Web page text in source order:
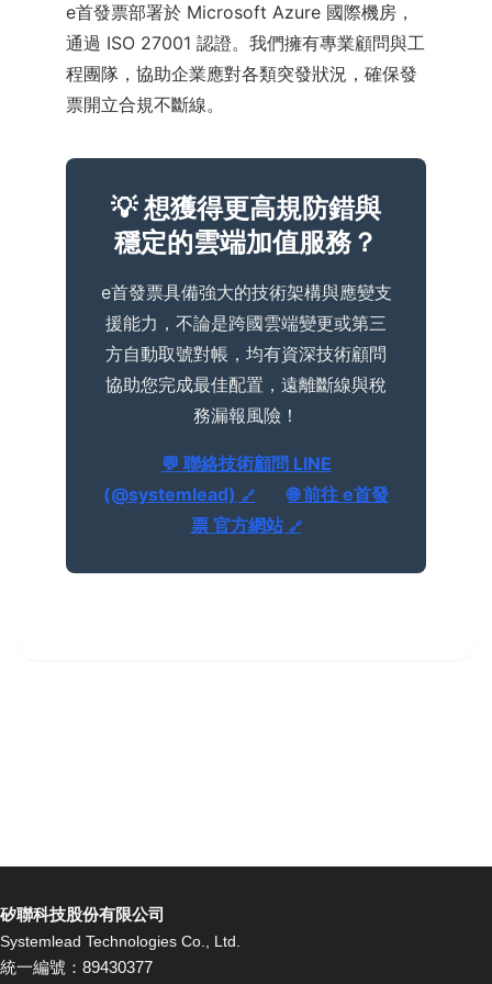
e首發票部署於 Microsoft Azure 國際機房，
通過 ISO 27001 認證。我們擁有專業顧問與工
程團隊，協助企業應對各類突發狀況，確保發
票開立合規不斷線。
💡 想獲得更高規防錯與
穩定的雲端加值服務？
e首發票具備強大的技術架構與應變支
援能力，不論是跨國雲端變更或第三
方自動取號對帳，均有資深技術顧問
協助您完成最佳配置，遠離斷線與稅
務漏報風險！
💬 聯絡技術顧問 LINE
(@systemlead)
🌐 前往 e首發
票 官方網站
矽聯科技股份有限公司
Systemlead Technologies Co., Ltd.
統一編號：89430377